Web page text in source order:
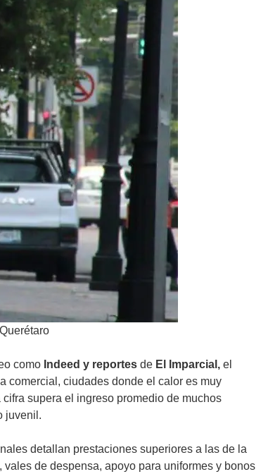
como Indeed y reportes de El Imparcial, el
comercial, ciudades donde el calor es muy
cifra supera el ingreso promedio de muchos
juvenil.
detallan prestaciones superiores a las de la
de despensa, apoyo para uniformes y bonos